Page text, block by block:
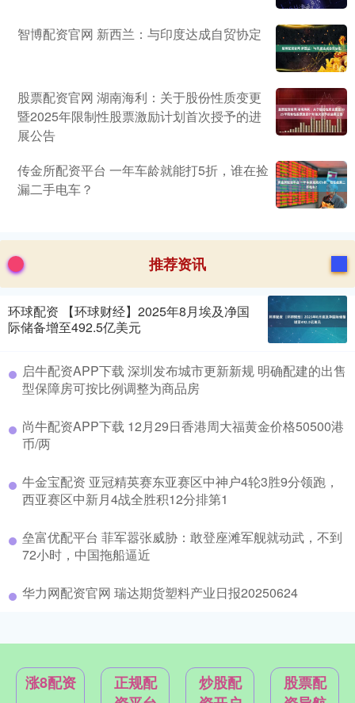
智博配资官网 新西兰：与印度达成自贸协定
股票配资官网 湖南海利：关于股份性质变更
暨2025年限制性股票激励计划首次授予的进
展公告
传金所配资平台 一年车龄就能打5折，谁在捡
漏二手电车？
推荐资讯
环球配资 【环球财经】2025年8月埃及净国
际储备增至492.5亿美元
启牛配资APP下载 深圳发布城市更新新规 明确配建的出售
型保障房可按比例调整为商品房
尚牛配资APP下载 12月29日香港周大福黄金价格50500港
币/两
牛金宝配资 亚冠精英赛东亚赛区中神户4轮3胜9分领跑，
西亚赛区中新月4战全胜积12分排第1
垒富优配平台 菲军嚣张威胁：敢登座滩军舰就动武，不到
72小时，中国拖船逼近
华力网配资官网 瑞达期货塑料产业日报20250624
涨8配资
正规配
炒股配
股票配